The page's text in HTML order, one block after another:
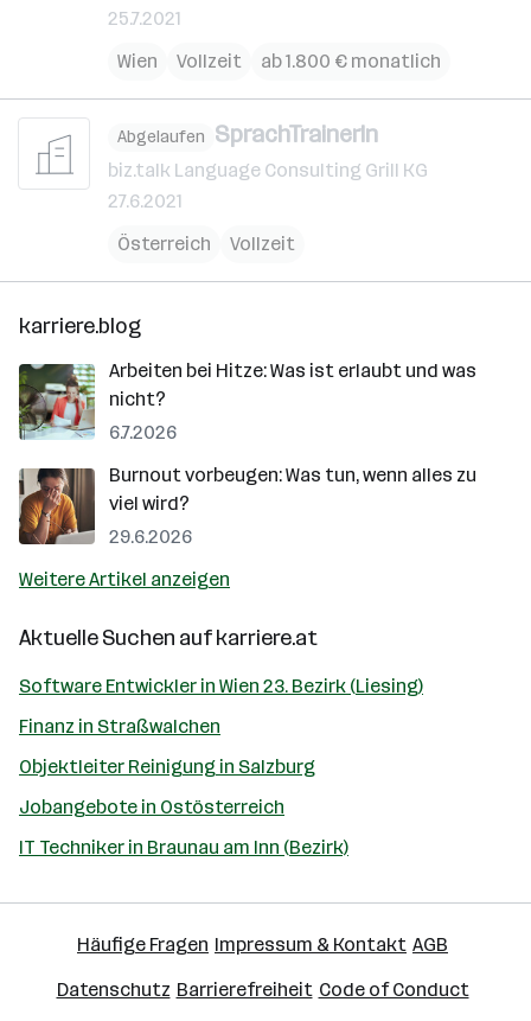
25.7.2021
Wien
Vollzeit ab 1.800 € monatlich
Abgelaufen SprachTrainerIn
biz.talk Language Consulting Grill KG
27.6.2021
Österreich
Vollzeit
karriere.blog
Arbeiten bei Hitze: Was ist erlaubt und was
nicht?
6.7.2026
Burnout vorbeugen: Was tun, wenn alles zu
viel wird?
29.6.2026
Weitere Artikel anzeigen
Aktuelle Suchen aufkarriere.at
Software Entwickler in Wien 23. Bezirk (Liesing)
Finanz in Straßwalchen
Objektleiter Reinigung in Salzburg
Jobangebote in Ostösterreich
IT Techniker in Braunau am Inn (Bezirk)
Häufige Fragen Impressum & Kontakt AGB
Datenschutz Barrierefreiheit Code of Conduct